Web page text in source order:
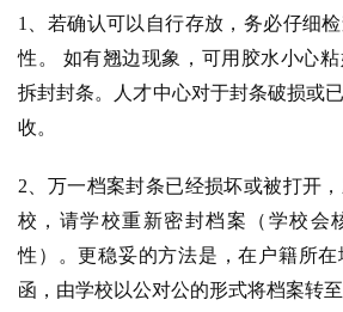
1、若确认可以自行存放，务必仔细
性。 如有翘边现象，可用胶水小心
拆封封条。人才中心对于封条破损或
收。
2、万一档案封条已经损坏或被打开
校，请学校重新密封档案（学校会
性）。更稳妥的方法是，在户籍所
函，由学校以公对公的形式将档案转至